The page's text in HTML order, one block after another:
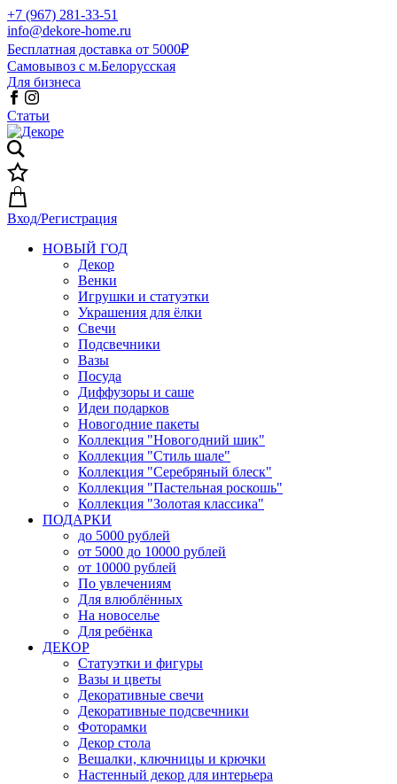
+7 (967) 281-33-51
info@dekore-home.ru
Бесплатная доставка от 5000₽
Самовывоз с м.Белорусская
Для бизнеса
Статьи
Вход/Регистрация
НОВЫЙ ГОД
Декор
Венки
Игрушки и статуэтки
Украшения для ёлки
Свечи
Подсвечники
Вазы
Посуда
Диффузоры и саше
Идеи подарков
Новогодние пакеты
Коллекция "Новогодний шик"
Коллекция "Стиль шале"
Коллекция "Серебряный блеск"
Коллекция "Пастельная роскошь"
Коллекция "Золотая классика"
ПОДАРКИ
до 5000 рублей
от 5000 до 10000 рублей
от 10000 рублей
По увлечениям
Для влюблённых
На новоселье
Для ребёнка
ДЕКОР
Статуэтки и фигуры
Вазы и цветы
Декоративные свечи
Декоративные подсвечники
Фоторамки
Декор стола
Вешалки, ключницы и крючки
Настенный декор для интерьера